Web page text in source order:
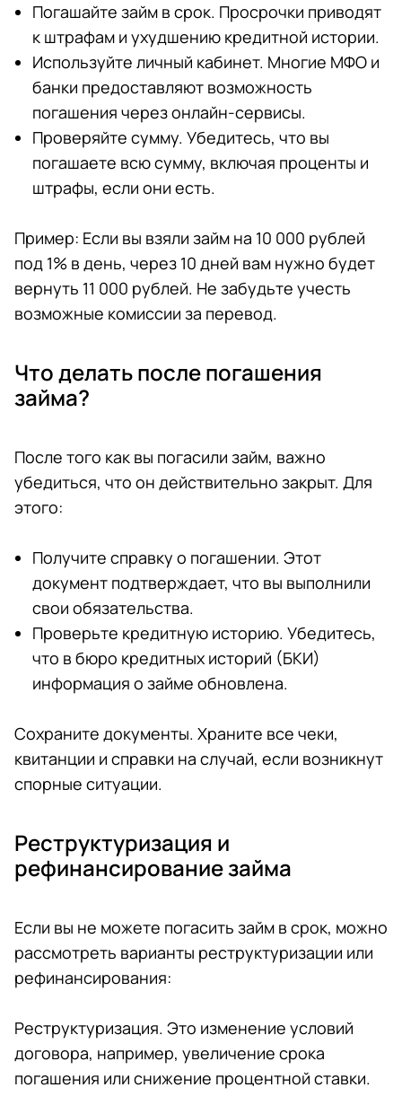
Погашайте займ в срок. Просрочки приводят
к штрафам и ухудшению кредитной истории.
Используйте личный кабинет. Многие МФО и
банки предоставляют возможность
погашения через онлайн-сервисы.
Проверяйте сумму. Убедитесь, что вы
погашаете всю сумму, включая проценты и
штрафы, если они есть.
Пример: Если вы взяли займ на 10 000 рублей
под 1% в день, через 10 дней вам нужно будет
вернуть 11 000 рублей. Не забудьте учесть
возможные комиссии за перевод.
Что делать после погашения
займа?
После того как вы погасили займ, важно
убедиться, что он действительно закрыт. Для
этого:
Получите справку о погашении. Этот
документ подтверждает, что вы выполнили
свои обязательства.
Проверьте кредитную историю. Убедитесь,
что в бюро кредитных историй (БКИ)
информация о займе обновлена.
Сохраните документы. Храните все чеки,
квитанции и справки на случай, если возникнут
спорные ситуации.
Реструктуризация и
рефинансирование займа
Если вы не можете погасить займ в срок, можно
рассмотреть варианты реструктуризации или
рефинансирования:
Реструктуризация. Это изменение условий
договора, например, увеличение срока
погашения или снижение процентной ставки.